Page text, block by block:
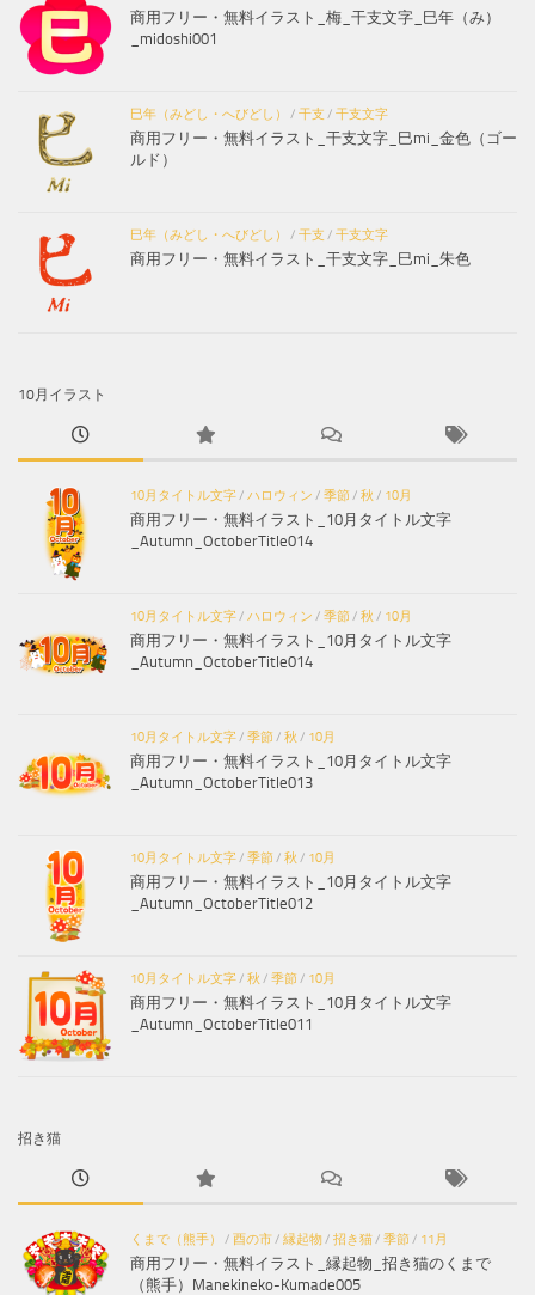
商用フリー・無料イラスト_梅_干支文字_巳年（み）
_midoshi001
巳年（みどし・へびどし） / 干支 / 干支文字
商用フリー・無料イラスト_干支文字_巳mi_金色（ゴー
ルド）
巳年（みどし・へびどし） / 干支 / 干支文字
商用フリー・無料イラスト_干支文字_巳mi_朱色
10月イラスト
10月タイトル文字 / ハロウィン / 季節 / 秋 / 10月
商用フリー・無料イラスト_10月タイトル文字
_Autumn_OctoberTitle014
10月タイトル文字 / ハロウィン / 季節 / 秋 / 10月
商用フリー・無料イラスト_10月タイトル文字
_Autumn_OctoberTitle014
10月タイトル文字 / 季節 / 秋 / 10月
商用フリー・無料イラスト_10月タイトル文字
_Autumn_OctoberTitle013
10月タイトル文字 / 季節 / 秋 / 10月
商用フリー・無料イラスト_10月タイトル文字
_Autumn_OctoberTitle012
10月タイトル文字 / 秋 / 季節 / 10月
商用フリー・無料イラスト_10月タイトル文字
_Autumn_OctoberTitle011
招き猫
くまで（熊手） / 酉の市 / 縁起物 / 招き猫 / 季節 / 11月
商用フリー・無料イラスト_縁起物_招き猫のくまで
（熊手）Manekineko-Kumade005